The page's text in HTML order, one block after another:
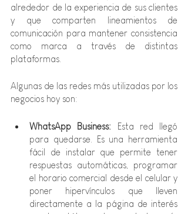
alrededor de la experiencia de sus clientes
y que comparten lineamientos de
comunicación para mantener consistencia
como marca a través de distintas
plataformas.
Algunas de las redes más utilizadas por los
negocios hoy son:
WhatsApp Business: Esta red llegó
para quedarse. Es una herramienta
fácil de instalar que permite tener
respuestas automáticas, programar
el horario comercial desde el celular y
poner hipervínculos que lleven
directamente a la página de interés